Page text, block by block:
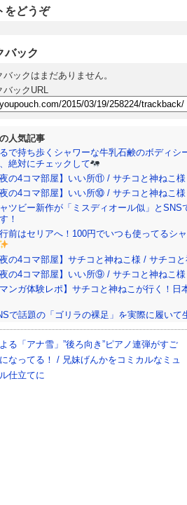
をどうぞ
バック
バックはまだありません。
バックURL
人気記事
で持ち歩くシャワーな牛乳石鹸のボディ
絶対にチェックして
夜の4コマ部屋】いい所⑪ / サチコと神ねこ
夜の4コマ部屋】いい所⑩ / サチコと神ねこ
ツビー新作が「ミスディオール似」と
！
前はセリアへ！100円でいつも使ってるシ
夜の4コマ部屋】サチコと神ねこ様 / サチコ
夜の4コマ部屋】いい所⑨ / サチコと神ねこ
マンガ体験レポ】サチコと神ねこが行く！
で話題の「ゴリラの裸足」を実際に履いて
夜の4コマ部屋】スタート① / サチコと神ね
る「アナ雪」”後ろ向き”ピアノ連弾がすご
なってる！ / 兄妹げんかをコミカルなミュ
仕立てに